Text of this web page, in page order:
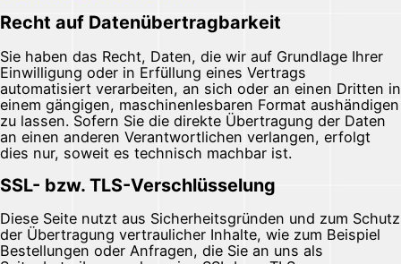
Recht auf Datenübertragbarkeit
Sie haben das Recht, Daten, die wir auf Grundlage Ihrer
Einwilligung oder in Erfüllung eines Vertrags
automatisiert verarbeiten, an sich oder an einen Dritten in
einem gängigen, maschinenlesbaren Format aushändigen
zu lassen. Sofern Sie die direkte Übertragung der Daten
an einen anderen Verantwortlichen verlangen, erfolgt
dies nur, soweit es technisch machbar ist.
SSL- bzw. TLS-Verschlüsselung
Diese Seite nutzt aus Sicherheitsgründen und zum Schutz
der Übertragung vertraulicher Inhalte, wie zum Beispiel
Bestellungen oder Anfragen, die Sie an uns als